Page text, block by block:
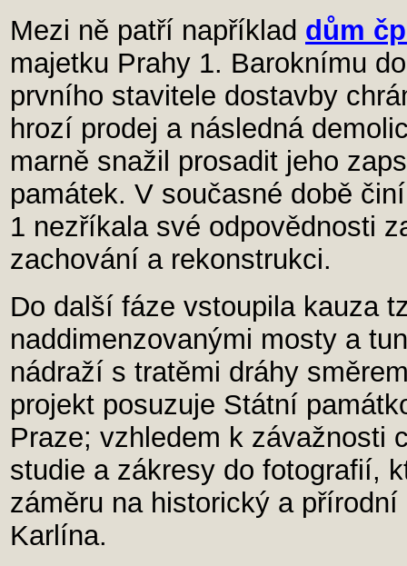
Mezi ně patří například dům
majetku Prahy 1. Baroknímu
prvního stavitele dostavby
hrozí prodej a následná
marně snažil prosadit jeho
památek. V současné době
1 nezříkala své odpovědnosti
zachování a rekonstrukci.
Do další fáze vstoupila kauza
naddimenzovanými mosty a
nádraží s tratěmi dráhy
projekt posuzuje Státní
Praze; vzhledem k závažnosti
studie a zákresy do fotografií,
záměru na historický a
Karlína.